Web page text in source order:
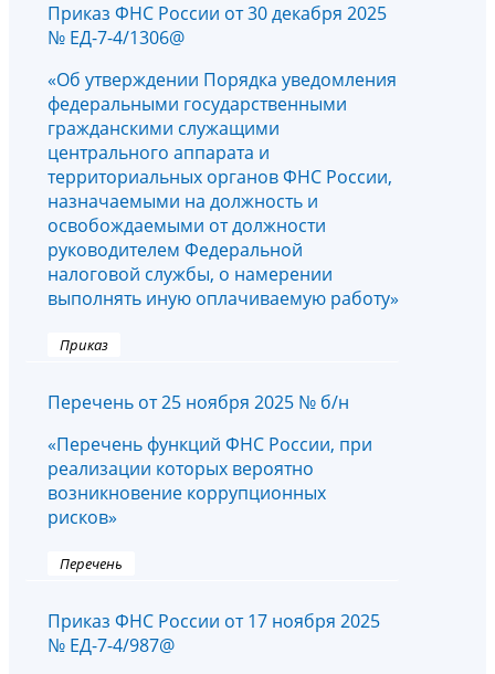
Приказ ФНС России от 30 декабря 2025
№ ЕД-7-4/1306@
«Об утверждении Порядка уведомления
федеральными государственными
гражданскими служащими
центрального аппарата и
территориальных органов ФНС России,
назначаемыми на должность и
освобождаемыми от должности
руководителем Федеральной
налоговой службы, о намерении
выполнять иную оплачиваемую работу»
Приказ
Перечень от 25 ноября 2025 № б/н
«Перечень функций ФНС России, при
реализации которых вероятно
возникновение коррупционных
рисков»
Перечень
Приказ ФНС России от 17 ноября 2025
№ ЕД-7-4/987@